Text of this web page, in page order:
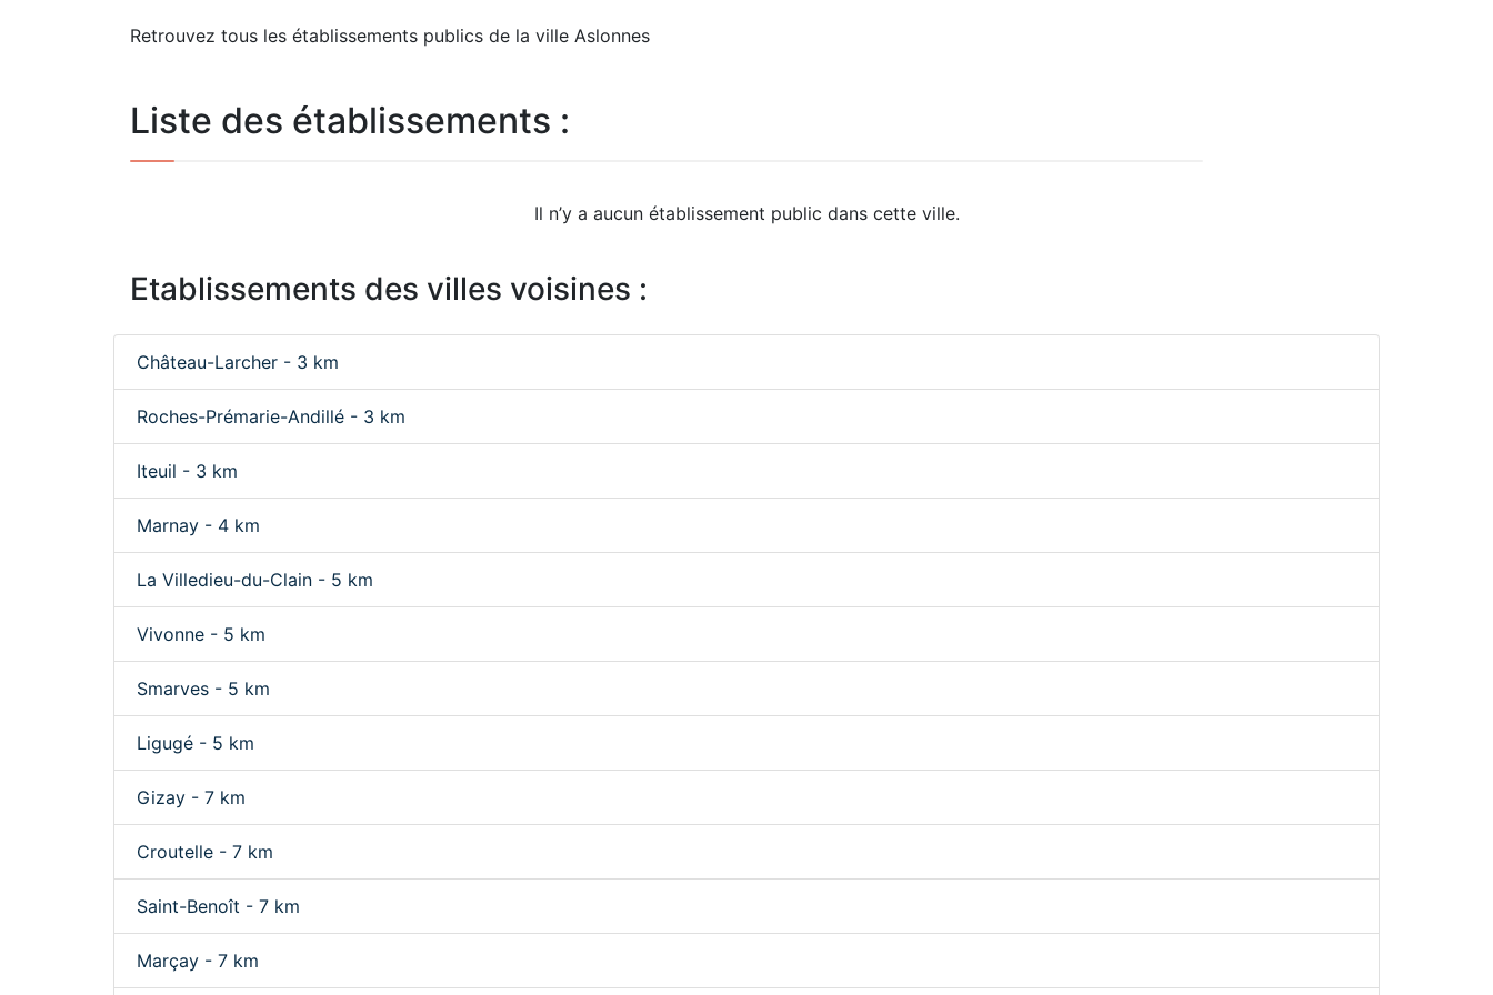
Retrouvez tous les établissements publics de la ville Aslonnes
Liste des établissements :
Il n’y a aucun établissement public dans cette ville.
Etablissements des villes voisines :
Château-Larcher - 3 km
Roches-Prémarie-Andillé - 3 km
Iteuil - 3 km
Marnay - 4 km
La Villedieu-du-Clain - 5 km
Vivonne - 5 km
Smarves - 5 km
Ligugé - 5 km
Gizay - 7 km
Croutelle - 7 km
Saint-Benoît - 7 km
Marçay - 7 km